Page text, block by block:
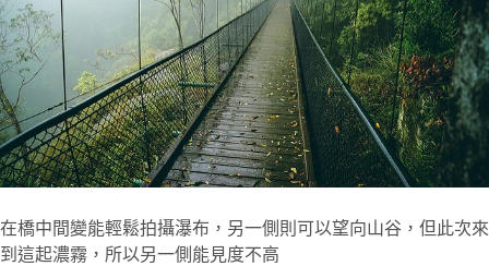
在橋中間變能輕鬆拍攝瀑布，另一側則可以望向山谷，但此次來
到這起濃霧，所以另一側能見度不高